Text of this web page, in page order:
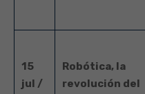
15
jul /
Robótica, la
revolución del